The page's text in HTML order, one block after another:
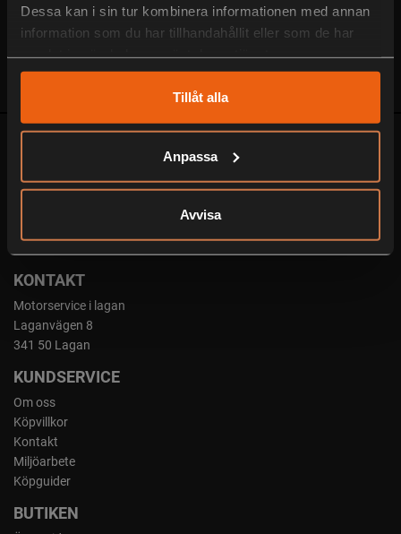
Dessa kan i sin tur kombinera informationen med annan
information som du har tillhandahållit eller som de har
Tillåt alla
Anpassa
Avvisa
Om oss
Vår fysiska butikJaktia/Motorservice i Lagan AB har varit
verksam sen 1987 och ligger smidigt belägen längs E4:an i
KONTAKT
Motorservice i lagan
Laganvägen 8
341 50 Lagan
KUNDSERVICE
Om oss
Köpvillkor
Kontakt
Miljöarbete
Köpguider
BUTIKEN